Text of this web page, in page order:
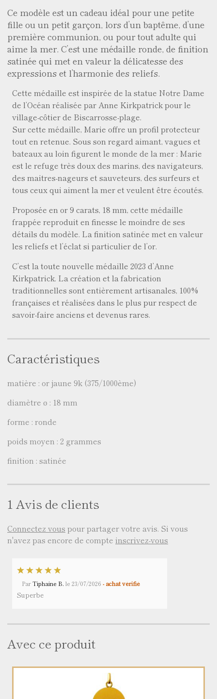
Ce modèle est un cadeau idéal pour une petite
fille ou un petit garçon, lors d’un baptême, d’une
première communion, ou pour tout adulte qui
aime la mer. C’est une médaille ronde, de finition
satinée qui met en valeur la délicatesse des
expressions et l’harmonie des reliefs.
Cette médaille est inspirée de la statue Notre Dame
de l’Océan réalisée par Anne Kirkpatrick pour le
village-côtier de Biscarrosse-plage.
Sur cette médaille, Marie offre un profil protecteur
tout en retenue. Sous son regard aimant, vagues et
bateaux au loin figurent le monde de la mer : Marie
est le refuge très doux des marins, des navigateurs,
des maitres-nageurs et sauveteurs, des surfeurs et
tous ceux qui aiment la mer et veulent être écoutés.
Proposée en or 9 carats, 18 mm, cette médaille
frappée reproduit en finesse le moindre de ses
détails du modèle. La finition satinée met en valeur
les reliefs et l’éclat si particulier de l’or.
C’est la toute nouvelle médaille 2023 d’Anne
Kirkpatrick. La création et la fabrication
traditionnelles sont entièrement artisanales, 100%
françaises et réalisées dans le plus pur respect de
savoir-faire anciens et devenus rares.
Caractéristiques
matière : or jaune 9k (375/1000ème)
diamètre ø : 18 mm
forme : ronde
poids moyen : 2 grammes
finition : satinée
1 Avis de clients
Connectez vous pour partager votre avis. Si vous
n'avez pas encore de compte inscrivez-vous
ParTiphaine B. le 23/07/2026 - achat vérifié
Superbe
Avec ce produit